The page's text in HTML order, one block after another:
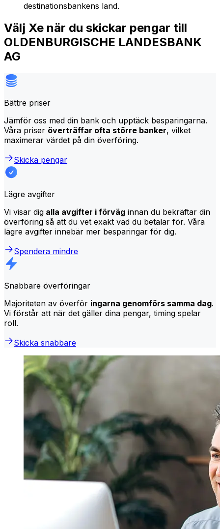
destinationsbankens land.
Välj Xe när du skickar pengar till
OLDENBURGISCHE LANDESBANK
AG
Bättre priser
Jämför oss med din bank och upptäck besparingarna.
Våra priser överträffar ofta större banker, vilket
maximerar värdet på din överföring.
Skicka pengar
Lägre avgifter
Vi visar dig alla avgifter i förväg innan du bekräftar din
överföring så att du vet exakt vad du betalar för. Våra
lägre avgifter innebär mer besparingar för dig.
Spendera mindre
Snabbare överföringar
Majoriteten av överför ingarna genomförs samma dag.
Vi förstår att när det gäller dina pengar, timing spelar
roll.
Skicka snabbare